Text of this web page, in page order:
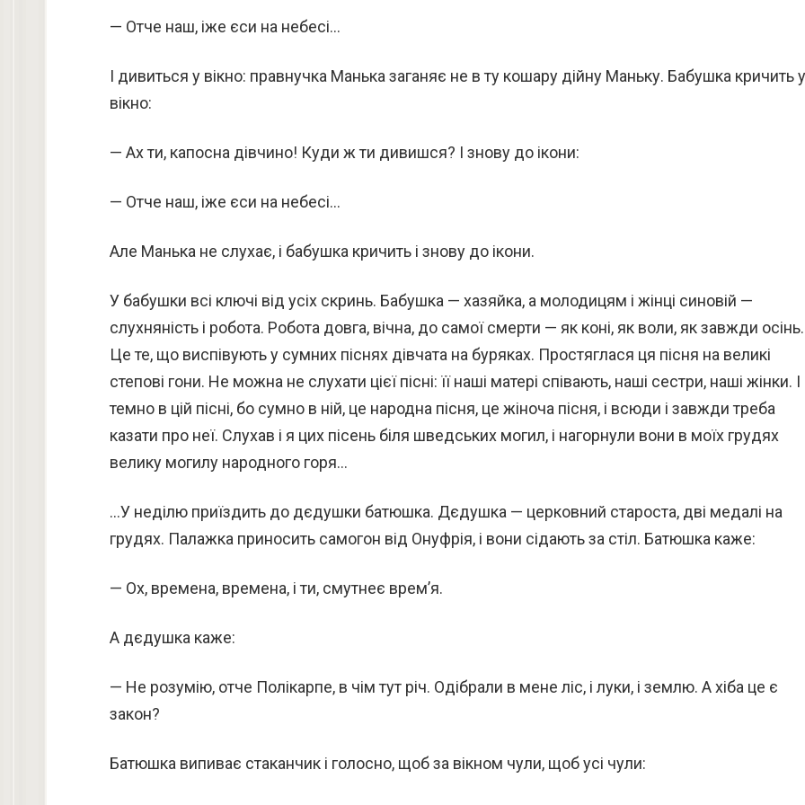
— Отче наш, іже єси на небесі…
І дивиться у вікно: правнучка Манька заганяє не в ту кошару дійну Маньку. Бабушка кричить у
вікно:
— Ах ти, капосна дівчино! Куди ж ти дивишся? І знову до ікони:
— Отче наш, іже єси на небесі…
Але Манька не слухає, і бабушка кричить і знову до ікони.
У бабушки всі ключі від усіх скринь. Бабушка — хазяйка, а молодицям і жінці синовій —
слухняність і робота. Робота довга, вічна, до самої смерти — як коні, як воли, як завжди осінь.
Це те, що виспівують у сумних піснях дівчата на буряках. Простяглася ця пісня на великі
степові гони. Не можна не слухати цієї пісні: її наші матері співають, наші сестри, наші жінки. І
темно в цій пісні, бо сумно в ній, це народна пісня, це жіноча пісня, і всюди і завжди треба
казати про неї. Слухав і я цих пісень біля шведських могил, і нагорнули вони в моїх грудях
велику могилу народного горя…
…У неділю приїздить до дєдушки батюшка. Дєдушка — церковний староста, дві медалі на
грудях. Палажка приносить самогон від Онуфрія, і вони сідають за стіл. Батюшка каже:
— Ох, времена, времена, і ти, смутнеє врем’я.
А дєдушка каже:
— Не розумію, отче Полікарпе, в чім тут річ. Одібрали в мене ліс, і луки, і землю. А хіба це є
закон?
Батюшка випиває стаканчик і голосно, щоб за вікном чули, щоб усі чули: